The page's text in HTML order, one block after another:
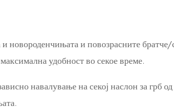
и повозрасните братче/
удобност во секое време.
навалување на секој наслон за грб